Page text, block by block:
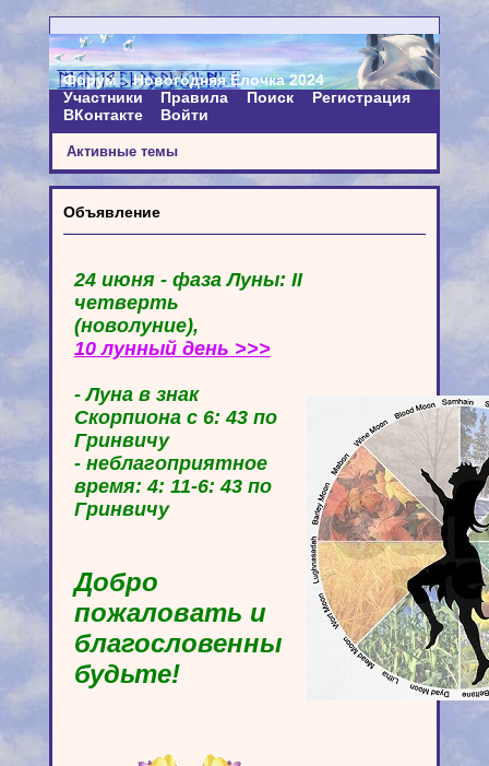
Форум
Новогодняя Ёлочка 2024
Участники
Правила Поиск
Регистрация
ВКонтакте
Войти
Активные темы
Объявление
24 июня - фаза Луны: II
четверть
(новолуние),
10 лунный день >>>
- Луна в знак
Скорпиона с 6: 43 по
Гринвичу
- неблагоприятное
время: 4: 11-6: 43 по
Гринвичу
Добро
пожаловать и
благословенны
будьте!